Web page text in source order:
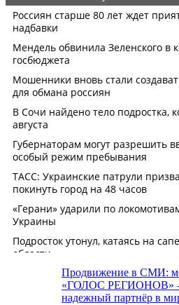
Продвижение в СМИ:
«ГОЛОС РЕГИОНОВ»
надежный партнёр в